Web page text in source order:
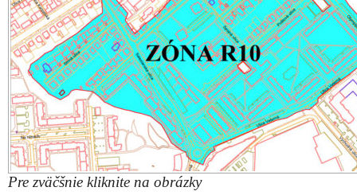
Pre zväčšnie kliknite na obrázky